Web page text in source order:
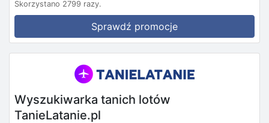
Skorzystano 2799 razy.
Sprawdź promocje
Wyszukiwarka tanich lotów
TanieLatanie.pl